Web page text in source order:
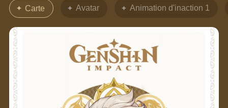
Carte Avatar Animation d'inaction 1